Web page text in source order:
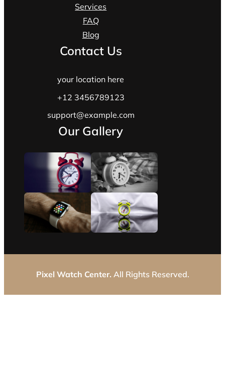
Services
FAQ
Blog
Contact Us
your location here
+12 3456789123
support@example.com
Our Gallery
Pixel Watch Center. All Rights Reserved.